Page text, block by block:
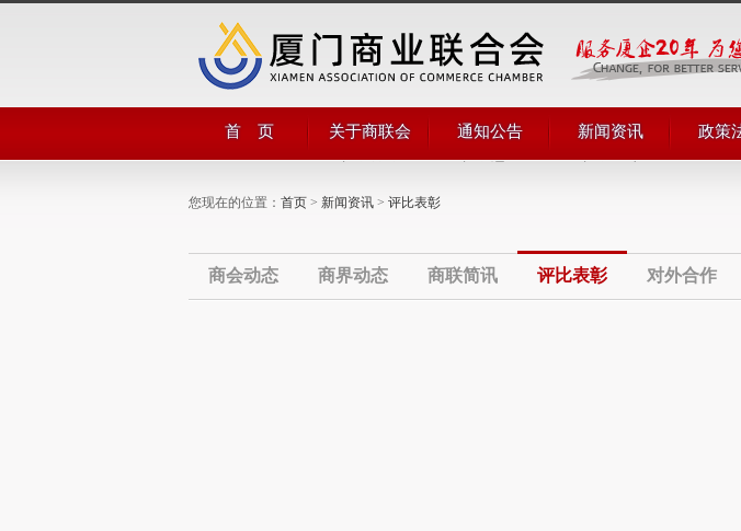
首 页 关于商联会
管理团队
商会章程
通知公告 新闻资讯
对外合作
政策
您现在的位置： 首页 > 新闻资讯 > 评比表彰
商会动态 商界动态 商联简讯 评比表彰 对外合作